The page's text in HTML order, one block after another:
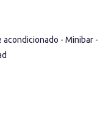
acondicionado - Minibar